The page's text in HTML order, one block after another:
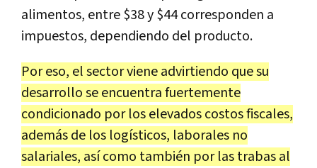
alimentos, entre $38 y $44 corresponden a
impuestos, dependiendo del producto.
Por eso, el sector viene advirtiendo que su
desarrollo se encuentra fuertemente
condicionado por los elevados costos fiscales,
además de los logísticos, laborales no
salariales, así como también por las trabas al